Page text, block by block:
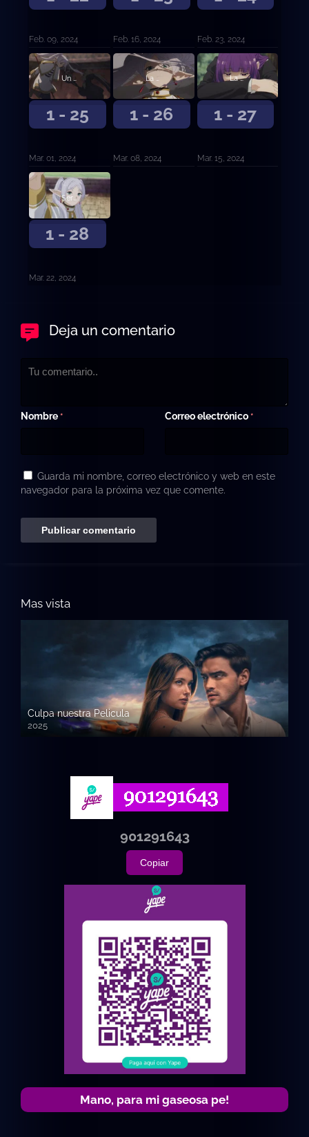
Feb. 09, 2024 Feb. 16, 2024 Feb. 23, 2024
1 - 25
Un punto débil fatal
Mar. 01, 2024
1 - 26
La cúspide de la magia
Mar. 08, 2024
1 - 27
La era de la humanidad
Mar. 15, 2024
1 - 28
Será vergonzoso la próxima vez que nos veamos
Mar. 22, 2024
Deja un comentario
Nombre * Correo electrónico *
Guarda mi nombre, correo electrónico y web en este
navegador para la próxima vez que comente.
Mas vista
Culpa nuestra Pelicula
2025
720p HD
901291643
Copiar
Mano, para mi gaseosa pe!